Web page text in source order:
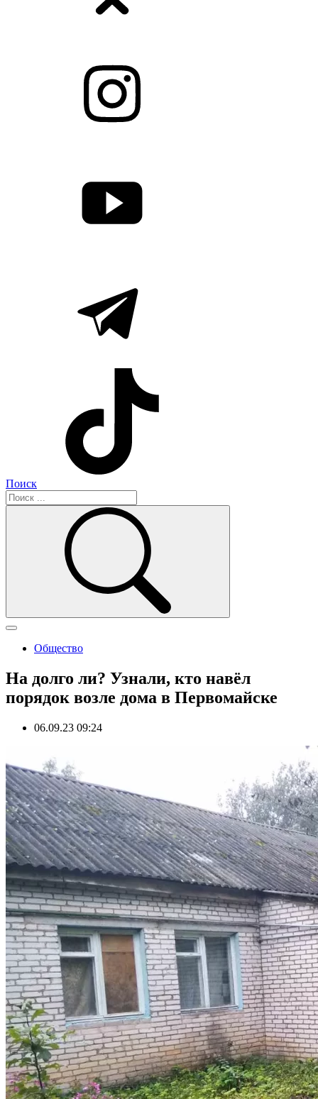
Поиск
Общество
На долго ли? Узнали, кто навёл
порядок возле дома в Первомайске
06.09.23 09:24